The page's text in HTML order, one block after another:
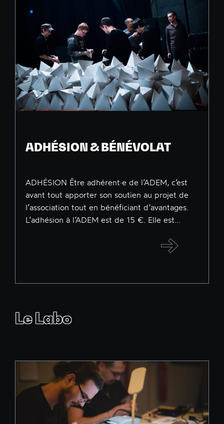
ADHÉSION & BÉNÉVOLAT
ADHÉSION Être adhérent·e de l’ADEM, c’est
avant tout apporter son soutien au projet de
l’association tout en bénéficiant d’avantages.
L’adhésion à l’ADEM est de 15 €. Elle est...
Le Labo